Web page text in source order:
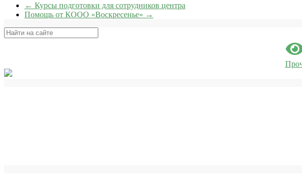
← Курсы подготовки для сотрудников центра
Помощь от КООО «Воскресенье» →
Поиск